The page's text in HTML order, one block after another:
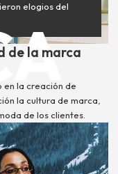
elogios del
de la marca
en la creación de
la cultura de marca,
de los clientes.